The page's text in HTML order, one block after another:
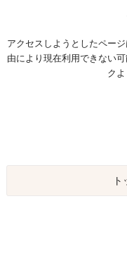
アクセスしようとしたペー
由により現在利用できない
ク